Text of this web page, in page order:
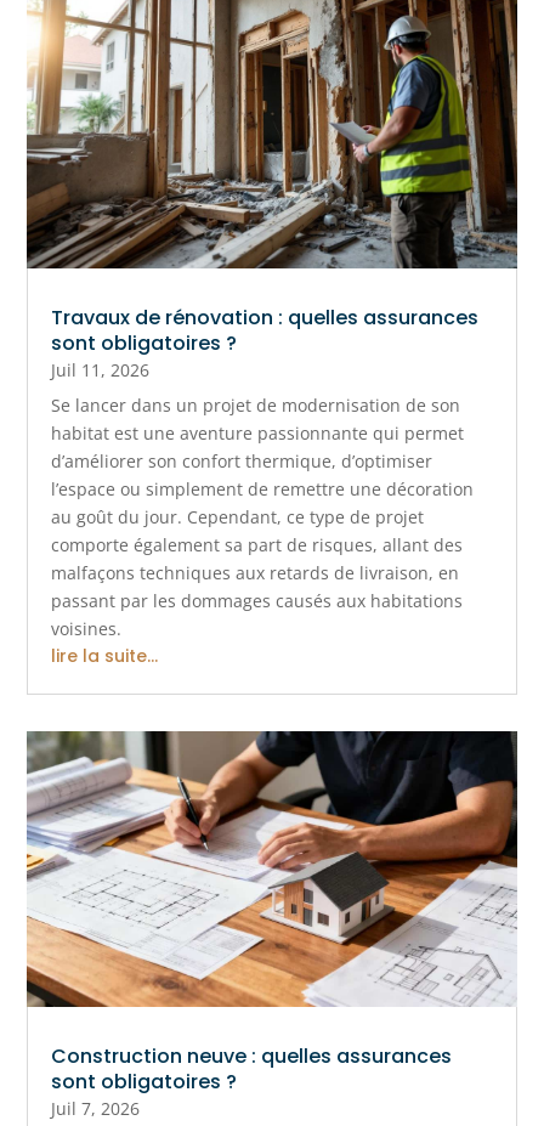
Travaux de rénovation : quelles assurances
sont obligatoires ?
Juil 11, 2026
Se lancer dans un projet de modernisation de son
habitat est une aventure passionnante qui permet
d’améliorer son confort thermique, d’optimiser
l’espace ou simplement de remettre une décoration
au goût du jour. Cependant, ce type de projet
comporte également sa part de risques, allant des
malfaçons techniques aux retards de livraison, en
passant par les dommages causés aux habitations
voisines.
lire la suite...
Construction neuve : quelles assurances
sont obligatoires ?
Juil 7, 2026